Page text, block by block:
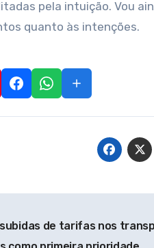
pela intuição. Vou
quanto às intenções.
de tarifas nos